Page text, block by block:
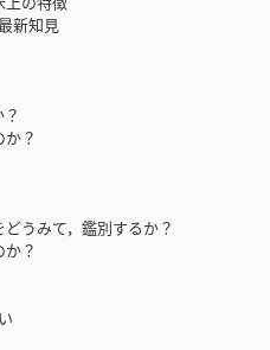
新知見
？
うみて，鑑別するか？
？